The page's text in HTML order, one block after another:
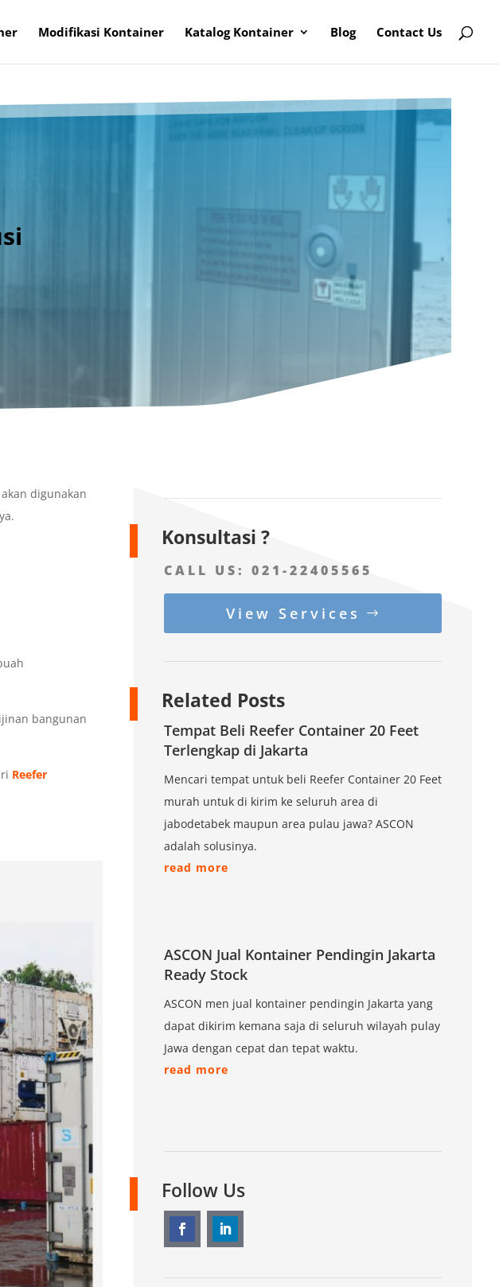
Modifikasi Kontainer Katalog Kontainer Blog Contact Us
digunakan
bangunan
Reefer
Konsultasi ?
CALL US:021-22405565
View Services
Related Posts
Tempat Beli Reefer Container 20 Feet
Terlengkap di Jakarta
Mencari tempat untuk beli Reefer Container 20 Feet
murah untuk di kirim ke seluruh area di
jabodetabek maupun area pulau jawa? ASCON
adalah solusinya.
read more
ASCON Jual Kontainer Pendingin Jakarta
Ready Stock
ASCON men jual kontainer pendingin Jakarta yang
dapat dikirim kemana saja di seluruh wilayah pulay
Jawa dengan cepat dan tepat waktu.
read more
Follow Us